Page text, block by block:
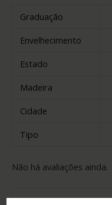
Graduação
Envelhecimento
Estado
Madeira
Cidade
Tipo
Não há avaliações ainda.